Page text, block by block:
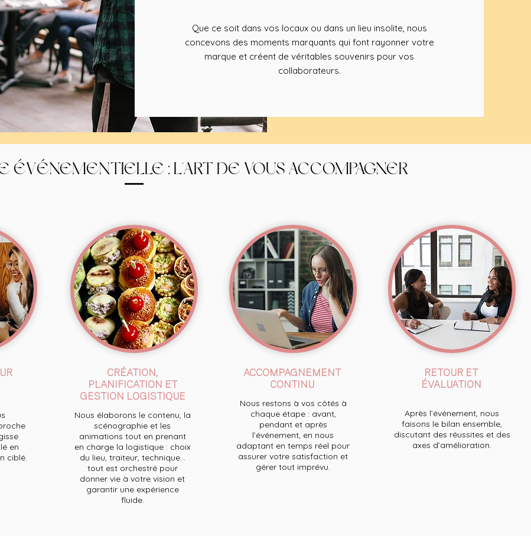
Que ce soit dans vos locaux ou dans un lieu insolite, nous
concevons des moments marquants qui font rayonner votre
marque et créent de véritables souvenirs pour vos
collaborateurs.
ÉVÉNEMENTIELLE : L'ART DE VOUS ACCOMPAGNER
en
ciblé.
CRÉATION,
PLANIFICATION ET
GESTION LOGISTIQUE
Nous élaborons le contenu, la
scénographie et les
animations tout en prenant
en charge la logistique : choix
du lieu, traiteur, technique...
tout est orchestré pour
donner vie à votre vision et
garantir une expérience
fluide.
ACCOMPAGNEMENT
CONTINU
Nous restons à vos côtés à
chaque étape : avant,
pendant et après
l’événement, en nous
adaptant en temps réel pour
assurer votre satisfaction et
gérer tout imprévu.
RETOUR ET
ÉVALUATION
Après l’événement, nous
faisons le bilan ensemble,
discutant des réussites et des
axes d’amélioration.